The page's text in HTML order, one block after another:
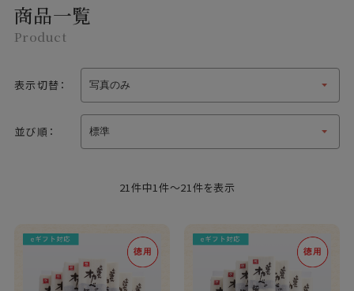
商品一覧
Product
表示切替：
並び順：
21件中1件～21件を表示